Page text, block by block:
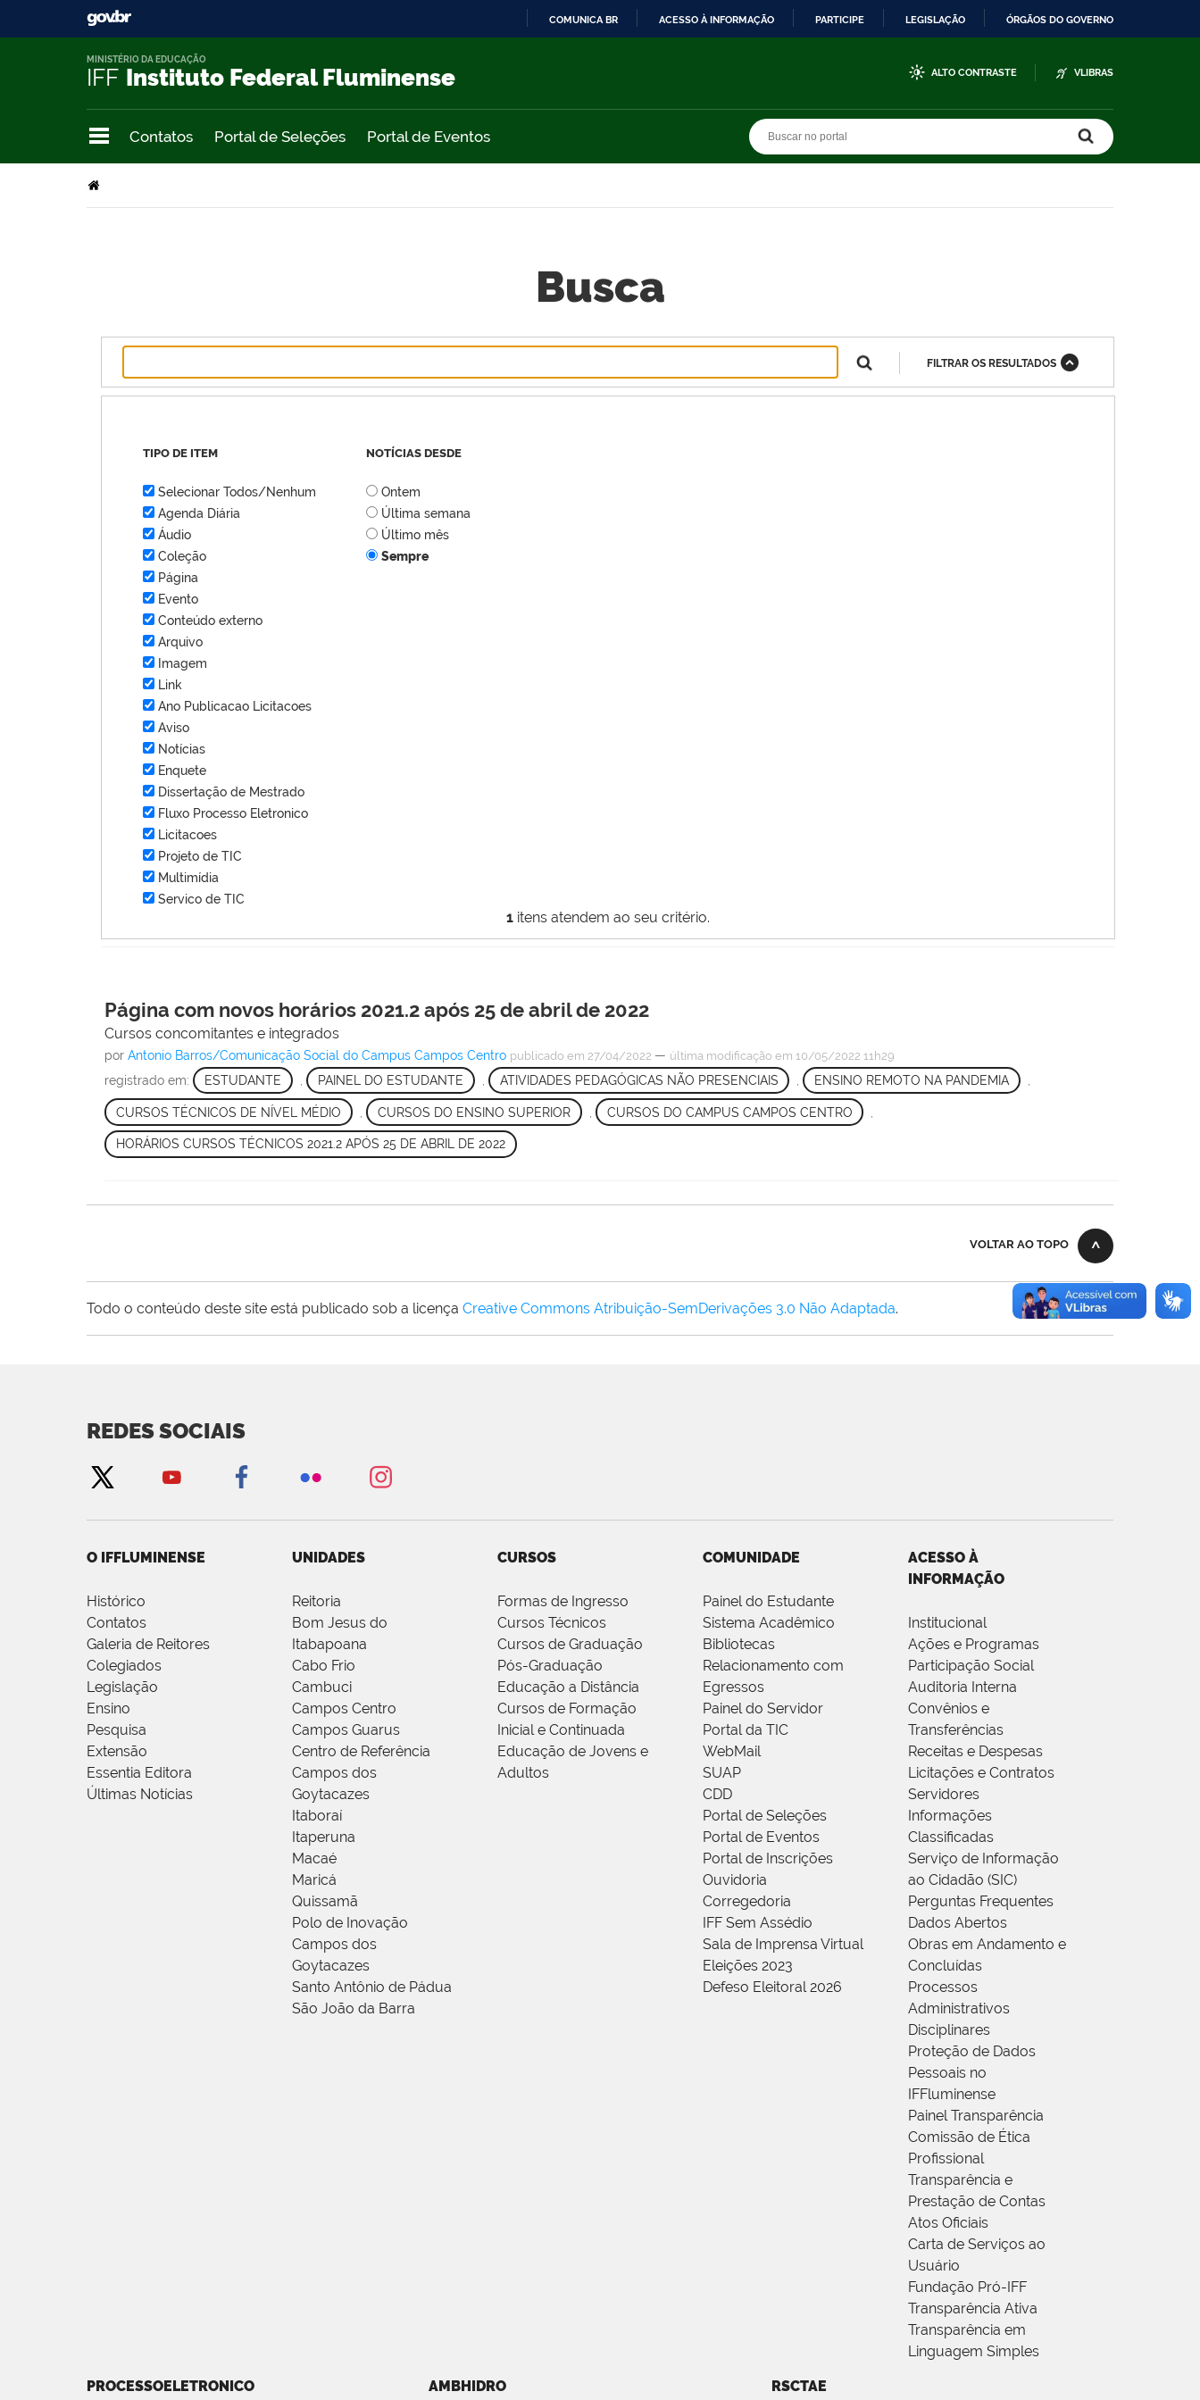
COMUNICA BR ACESSO À INFORMAÇÃO PARTICIPE LEGISLAÇÃO ÓRGÃOS DO GOVERNO
IFF Instituto Federal Fluminense
MINISTÉRIO DA EDUCAÇÃO
ALTO CONTRASTE VLIBRAS
Contatos Portal de Seleções Portal de Eventos
Busca
1 itens atendem ao seu critério.
FILTRAR OS RESULTADOS
TIPO DE ITEM
Selecionar Todos/Nenhum
Agenda Diária
Áudio
Coleção
Página
Evento
Conteúdo externo
Arquivo
Imagem
Link
Ano Publicacao Licitacoes
Aviso
Notícias
Enquete
Dissertação de Mestrado
Fluxo Processo Eletronico
Licitacoes
Projeto de TIC
Multimídia
Servico de TIC
NOTÍCIAS DESDE
Ontem
Última semana
Último mês
Sempre
Página com novos horários 2021.2 após 25 de abril de 2022
Cursos concomitantes e integrados
porAntonio Barros/Comunicação Social do Campus Campos Centro publicado em 27/04/2022 — última modificação em 10/05/2022 11h29
registrado em: ESTUDANTE PAINEL DO ESTUDANTE ATIVIDADES PEDAGÓGICAS NÃO PRESENCIAIS , ENSINO REMOTO NA PANDEMIA
CURSOS TÉCNICOS DE NÍVEL MÉDIO CURSOS DO ENSINO SUPERIOR CURSOS DO CAMPUS CAMPOS CENTRO
HORÁRIOS CURSOS TÉCNICOS 2021.2 APÓS 25 DE ABRIL DE 2022
VOLTAR AO TOPO
Todo o conteúdo deste site está publicado sob a licença Creative Commons Atribuição-SemDerivações 3.0 Não Adaptada.
REDES SOCIAIS
O IFFLUMINENSE
Histórico
Contatos
Galeria de Reitores
Colegiados
Legislação
Ensino
Pesquisa
Extensão
Essentia Editora
Últimas Notícias
UNIDADES
Reitoria
Bom Jesus do
Itabapoana
Cabo Frio
Cambuci
Campos Centro
Campos Guarus
Centro de Referência
Campos dos
Goytacazes
Itaboraí
Itaperuna
Macaé
Maricá
Quissamã
Polo de Inovação
Campos dos
Goytacazes
Santo Antônio de Pádua
São João da Barra
CURSOS
Formas de Ingresso
Cursos Técnicos
Cursos de Graduação
Pós-Graduação
Educação a Distância
Cursos de Formação
Inicial e Continuada
Educação de Jovens e
Adultos
COMUNIDADE
Painel do Estudante
Sistema Acadêmico
Bibliotecas
Relacionamento com
Egressos
Painel do Servidor
Portal da TIC
WebMail
SUAP
CDD
Portal de Seleções
Portal de Eventos
Portal de Inscrições
Ouvidoria
Corregedoria
IFF Sem Assédio
Sala de Imprensa Virtual
Eleições 2023
Defeso Eleitoral 2026
ACESSO À
INFORMAÇÃO
Institucional
Ações e Programas
Participação Social
Auditoria Interna
Convênios e
Transferências
Receitas e Despesas
Licitações e Contratos
Servidores
Informações
Classificadas
Serviço de Informação
ao Cidadão (SIC)
Perguntas Frequentes
Dados Abertos
Obras em Andamento e
Concluídas
Processos
Administrativos
Disciplinares
Proteção de Dados
Pessoais no
IFFluminense
Painel Transparência
Comissão de Ética
Profissional
Transparência e
Prestação de Contas
Atos Oficiais
Carta de Serviços ao
Usuário
Fundação Pró-IFF
Transparência Ativa
Transparência em
Linguagem Simples
PROCESSOELETRONICO AMBHIDRO RSCTAE